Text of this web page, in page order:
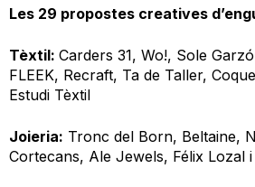
Les 29 propostes creatives
Tèxtil: Carders 31, Wo!, Sole
FLEEK, Recraft, Ta de Taller,
Estudi Tèxtil
Joieria: Tronc del Born, Beltaine,
Cortecans, Ale Jewels, Félix Lozal